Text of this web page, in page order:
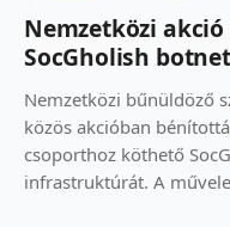
Nemzetközi
SocGholish
Nemzetközi bűnüldöző
közös akcióban
csoporthoz köthető
infrastruktúrát. A